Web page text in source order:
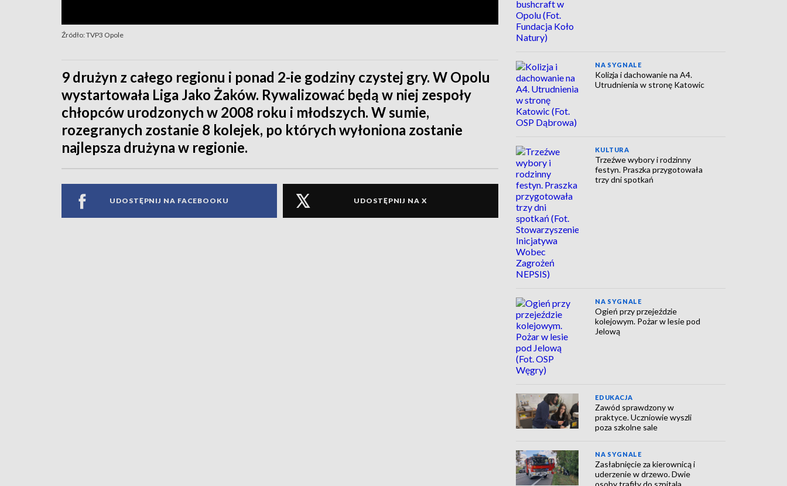
Źródło: TVP3 Opole
9 drużyn z całego regionu i ponad 2-ie godziny czystej gry. W Opolu
wystartowała Liga Jako Żaków. Rywalizować będą w niej zespoły
chłopców urodzonych w 2008 roku i młodszych. W sumie,
rozegranych zostanie 8 kolejek, po których wyłoniona zostanie
najlepsza drużyna w regionie.
UDOSTĘPNIJ NA FACEBOOKU UDOSTĘPNIJ NA X
NA SYGNALE
Kolizja i dachowanie na A4.
Utrudnienia w stronę Katowic
KULTURA
Trzeźwe wybory i rodzinny
festyn. Praszka przygotowała
trzy dni spotkań
NA SYGNALE
Ogień przy przejeździe
kolejowym. Pożar w lesie pod
Jelową
EDUKACJA
Zawód sprawdzony w
praktyce. Uczniowie wyszli
poza szkolne sale
NA SYGNALE
Zasłabnięcie za kierownicą i
uderzenie w drzewo. Dwie
osoby trafiły do szpitala